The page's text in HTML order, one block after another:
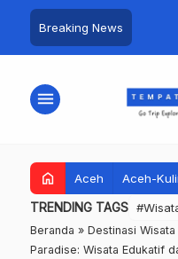
Breaking News
menu
home Aceh Aceh-
TRENDING TAGS
Beranda » Destinasi
Paradise: Wisata Edukatif